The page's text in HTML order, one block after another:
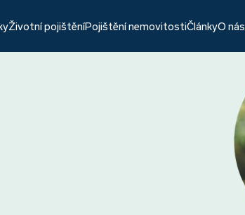
Životní pojištěníPojištění nemovitostiČlánkyO nás